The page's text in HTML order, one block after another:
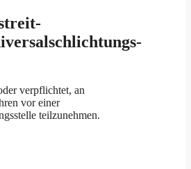
verpflichtet, an
vor einer
teilzunehmen.